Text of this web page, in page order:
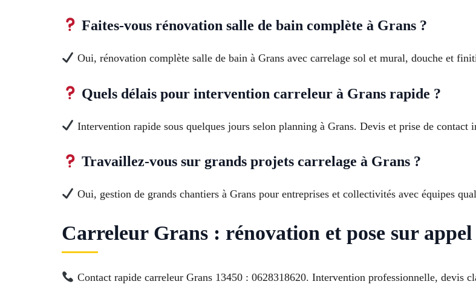
Faites-vous rénovation salle de bain complète à Grans ?
Oui, rénovation complète salle de bain à Grans avec carrelage sol et mural, douche et
Quels délais pour intervention carreleur à Grans rapide ?
Intervention rapide sous quelques jours selon planning à Grans. Devis et prise de contact
Travaillez-vous sur grands projets carrelage à Grans ?
Oui, gestion de grands chantiers à Grans pour entreprises et collectivités avec équipes
Carreleur Grans : rénovation et pose sur appel
Contact rapide carreleur Grans 13450 : 0628318620. Intervention professionnelle, devis